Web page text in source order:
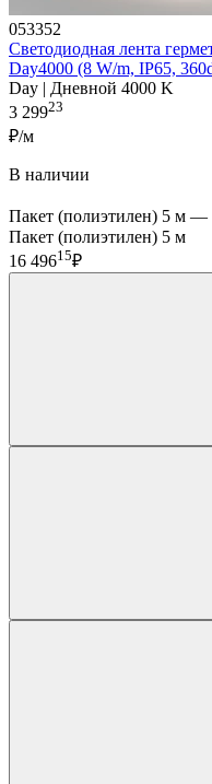
053352
Светодиодная лента
Day4000 (8 W/m, IP65,
Day | Дневной 4000 K
3 29923
₽/м
В наличии
Пакет (полиэтилен) 5 м —
Пакет (полиэтилен) 5 м
16 49615₽